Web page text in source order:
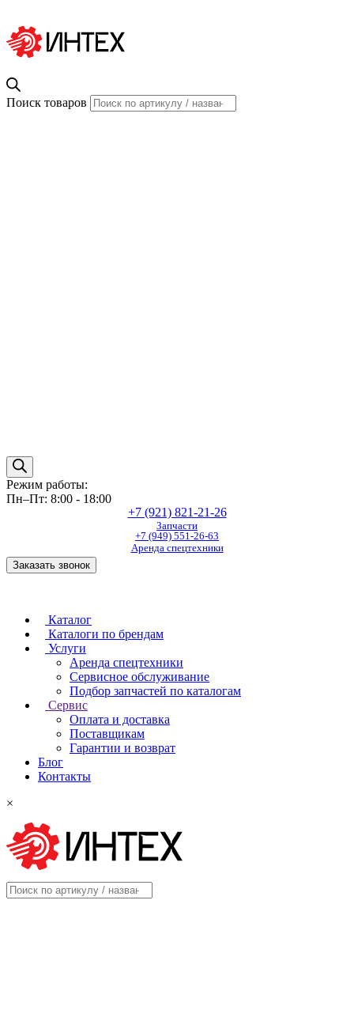
Поиск товаров
Режим работы:
Пн–Пт: 8:00 - 18:00
+7 (921) 821-21-26
Запчасти
+7 (949) 551-26-63
Аренда спецтехники
Заказать звонок
Каталог
Каталоги по брендам
Услуги
Аренда спецтехники
Сервисное обслуживание
Подбор запчастей по каталогам
Сервис
Оплата и доставка
Поставщикам
Гарантии и возврат
Блог
Контакты
×